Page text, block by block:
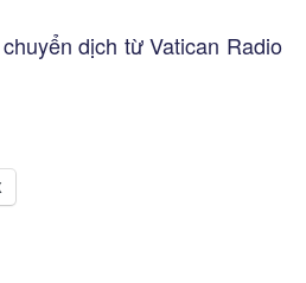
dịch từ Vatican Radio